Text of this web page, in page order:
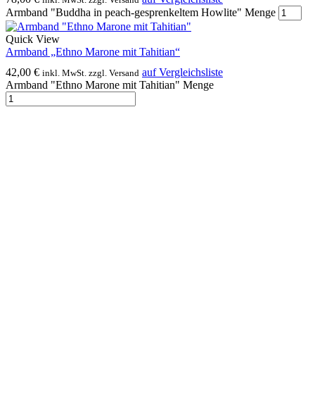
Armband "Buddha in peach-gesprenkeltem Howlite" Menge
Quick View
Armband „Ethno Marone mit Tahitian“
42,00 € inkl. MwSt. zzgl. Versand auf Vergleichsliste
Armband "Ethno Marone mit Tahitian" Menge